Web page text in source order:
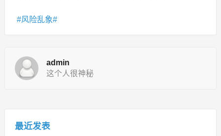
风险乱象
admin
这个人很神秘
最近发表